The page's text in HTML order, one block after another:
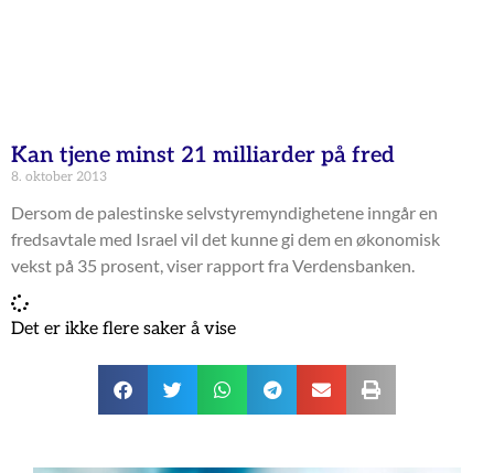
Kan tjene minst 21 milliarder på fred
8. oktober 2013
Dersom de palestinske selvstyremyndighetene inngår en
fredsavtale med Israel vil det kunne gi dem en økonomisk
vekst på 35 prosent, viser rapport fra Verdensbanken.
Det er ikke flere saker å vise